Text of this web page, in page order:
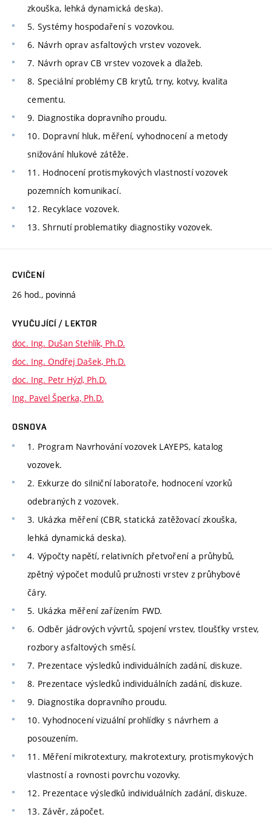
zkouška, lehká dynamická deska).
5. Systémy hospodaření s vozovkou.
6. Návrh oprav asfaltových vrstev vozovek.
7. Návrh oprav CB vrstev vozovek a dlažeb.
8. Speciální problémy CB krytů, trny, kotvy, kvalita
cementu.
9. Diagnostika dopravního proudu.
10. Dopravní hluk, měření, vyhodnocení a metody
snižování hlukové zátěže.
11. Hodnocení protismykových vlastností vozovek
pozemních komunikací.
12. Recyklace vozovek.
13. Shrnutí problematiky diagnostiky vozovek.
CVIČENÍ
26 hod., povinná
VYUČUJÍCÍ / LEKTOR
doc. Ing. Dušan Stehlík, Ph.D.
doc. Ing. Ondřej Dašek, Ph.D.
doc. Ing. Petr Hýzl, Ph.D.
Ing. Pavel Šperka, Ph.D.
OSNOVA
1. Program Navrhování vozovek LAYEPS, katalog
vozovek.
2. Exkurze do silniční laboratoře, hodnocení vzorků
odebraných z vozovek.
3. Ukázka měření (CBR, statická zatěžovací zkouška,
lehká dynamická deska).
4. Výpočty napětí, relativních přetvoření a průhybů,
zpětný výpočet modulů pružnosti vrstev z průhybové
čáry.
5. Ukázka měření zařízením FWD.
6. Odběr jádrových vývrtů, spojení vrstev, tloušťky vrstev,
rozbory asfaltových směsí.
7. Prezentace výsledků individuálních zadání, diskuze.
8. Prezentace výsledků individuálních zadání, diskuze.
9. Diagnostika dopravního proudu.
10. Vyhodnocení vizuální prohlídky s návrhem a
posouzením.
11. Měření mikrotextury, makrotextury, protismykových
vlastností a rovnosti povrchu vozovky.
12. Prezentace výsledků individuálních zadání, diskuze.
13. Závěr, zápočet.